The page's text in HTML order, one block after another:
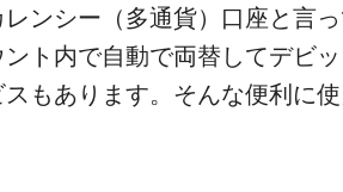
ンシー（多通貨）口座と言
ト内で自動で両替してデビ
もあります。そんな便利に